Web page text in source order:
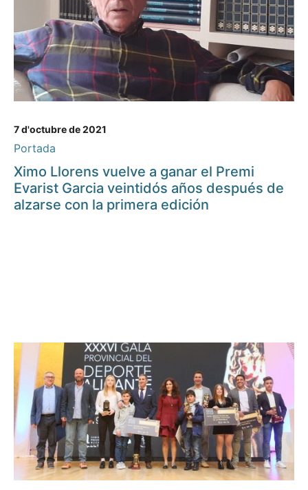
7 d'octubre de 2021
Portada
Ximo Llorens vuelve a ganar el Premi
Evarist Garcia veintidós años después de
alzarse con la primera edición